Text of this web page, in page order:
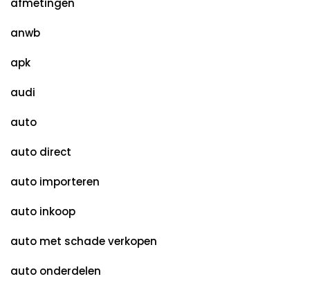
afmetingen
anwb
apk
audi
auto
auto direct
auto importeren
auto inkoop
auto met schade verkopen
auto onderdelen